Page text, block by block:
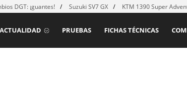
DGT: ¡guantes! Suzuki SV7 GX KTM 1390 Super
FICHAS TÉCNICAS
PRUEBAS
ACTUALIDAD